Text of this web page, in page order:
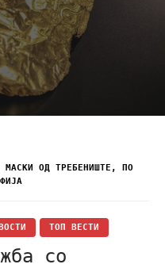
МАСКИ ОД ТРЕБЕНИШТЕ, ПО
ТОП ВЕСТИ
со